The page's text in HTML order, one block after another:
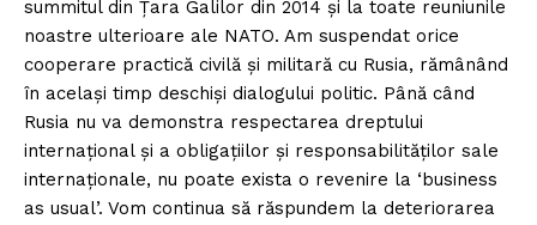
summitul din Ţara Galilor din 2014 şi la toate reuniunile
noastre ulterioare ale NATO. Am suspendat orice
cooperare practică civilă şi militară cu Rusia, rămânând
în acelaşi timp deschişi dialogului politic. Până când
Rusia nu va demonstra respectarea dreptului
internaţional şi a obligaţiilor şi responsabilităţilor sale
internaţionale, nu poate exista o revenire la ‘business
as usual’. Vom continua să răspundem la deteriorarea